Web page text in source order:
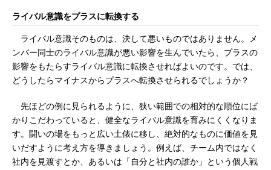
ライバル意識をプラスに転換する
ライバル意識そのものは、決して悪いものではありません。メ
ンバー同士のライバル意識が悪い影響を生んでいたら、プラスの
影響をもたらすライバル意識に転換させればよいのです。では、
どうしたらマイナスからプラスへ転換させられるでしょうか？
先ほどの例に見られるように、狭い範囲での相対的な順位にば
かりこだわっていると、健全なライバル意識を育みにくくなりま
す。闘いの場をもっと広い土俵に移し、絶対的なものに価値を見
いだすように考え方を導きましょう。例えば、チーム内ではなく
社内を見渡すとか、あるいは「自分と社内の誰か」という個人戦